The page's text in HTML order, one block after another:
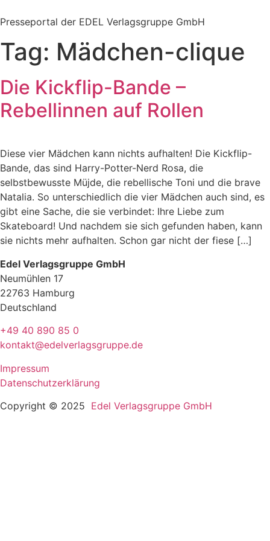
Inhalt
Presseportal der EDEL Verlagsgruppe GmbH
Tag: Mädchen-clique
Die Kickflip-Bande –
Rebellinnen auf Rollen
Diese vier Mädchen kann nichts aufhalten! Die Kickflip-
Bande, das sind Harry-Potter-Nerd Rosa, die
selbstbewusste Müjde, die rebellische Toni und die brave
Natalia. So unterschiedlich die vier Mädchen auch sind, es
gibt eine Sache, die sie verbindet: Ihre Liebe zum
Skateboard! Und nachdem sie sich gefunden haben, kann
sie nichts mehr aufhalten. Schon gar nicht der fiese […]
Edel Verlagsgruppe GmbH
Neumühlen 17
22763 Hamburg
Deutschland
+49 40 890 85 0
kontakt@edelverlagsgruppe.de
Impressum
Datenschutzerklärung
Copyright © 2025 Edel Verlagsgruppe GmbH